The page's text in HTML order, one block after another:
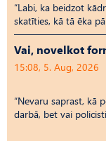
“Labi, ka beidzot
skatīties, kā tā ēka
Vai, novelkot
15:08, 5. Aug, 2026
“Nevaru saprast, kā
darbā, bet vai